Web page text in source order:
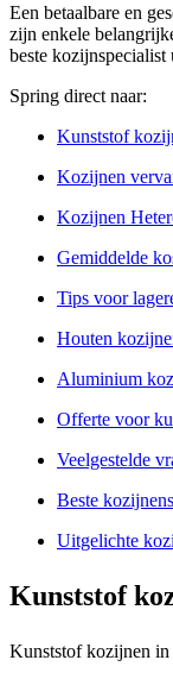
Een betaalbare en
zijn enkele
beste
Spring direct naar:
Kunststof
Kozijnen
Kozijnen
Gemiddelde
Tips voor
Houten
Aluminium
Offerte voor
Veelgestelde
Beste
Uitgelichte
Kunststof
Kunststof kozijnen in